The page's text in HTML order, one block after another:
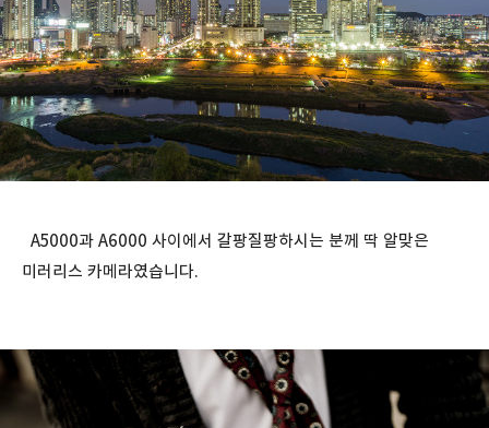
A5000과 A6000 사이에서 갈팡질팡하시는 분께 딱 알맞은
미러리스 카메라였습니다.